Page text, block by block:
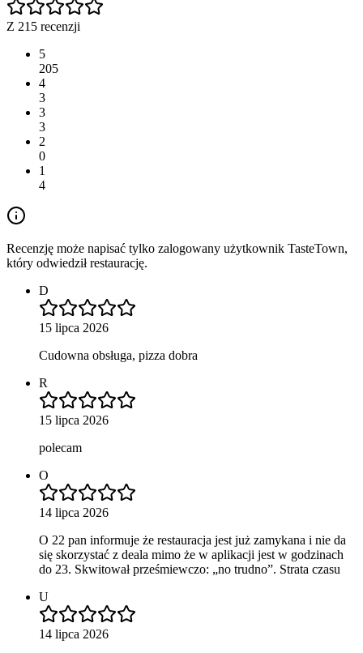
Z 215 recenzji
5
205
4
3
3
3
2
0
1
4
Recenzję może napisać tylko zalogowany użytkownik TasteTown,
który odwiedził restaurację.
D
15 lipca 2026
Cudowna obsługa, pizza dobra
R
15 lipca 2026
polecam
O
14 lipca 2026
O 22 pan informuje że restauracja jest już zamykana i nie da
się skorzystać z deala mimo że w aplikacji jest w godzinach
do 23. Skwitował prześmiewczo: „no trudno”. Strata czasu
U
14 lipca 2026